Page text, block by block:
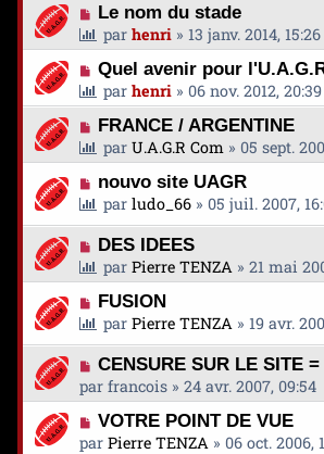
Le nom du stade
par henri » 13 janv. 2014, 15:26
Quel avenir pour
par henri » 06 nov. 2012, 20:39
FRANCE / ARGENTINE
par U.A.G.R Com » 05 sept.
nouvo site UAGR
par ludo_66 » 05 juil. 2007,
DES IDEES
par Pierre TENZA » 21 mai
FUSION
par Pierre TENZA » 19 avr.
CENSURE SUR LE SITE
par francois » 24 avr. 2007, 09:54
VOTRE POINT DE VUE
par Pierre TENZA » 06 oct. 2006,